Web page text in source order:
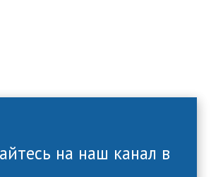
на наш канал в